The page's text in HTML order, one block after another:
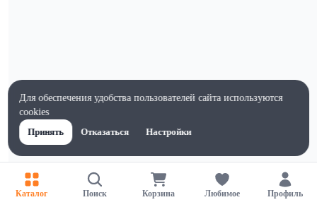
Характеристики
Каталог Поиск Корзина Любимое Профиль
Для обеспечения удобства пользователей сайта используются
cookies
Принять
Отказаться Настройки